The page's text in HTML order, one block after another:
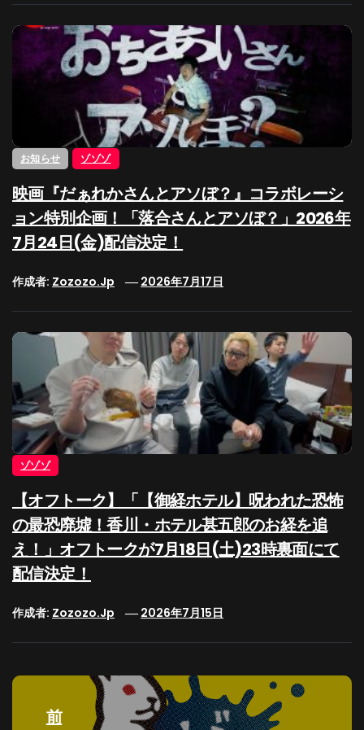
お知らせ ゾゾゾ
映画『だぁれかさんとアソぼ？』コラボレーシ
ョン特別企画！「落合さんとアソぼ？」2026年
7月24日(金)配信決定！
作成者: Zozozo.jp 2026年7月17日
ゾゾゾ
【オフトーク】「【御経ホテル】呪われた恐怖
の最恐廃墟！香川・ホテル甚五郎のお経を追
え！」オフトークが7月18日(土)23時裏面にて
配信決定！
作成者: Zozozo.jp 2026年7月15日
投
前